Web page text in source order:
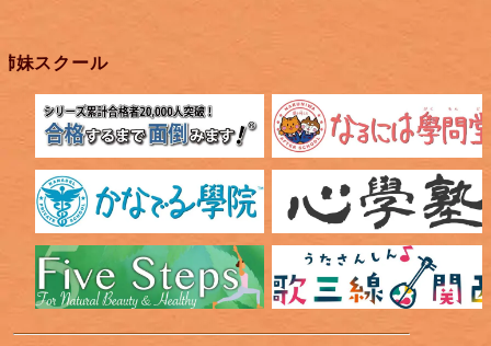
妹スクール